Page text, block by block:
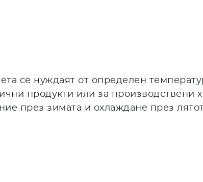
се нуждаят от определен
продукти или за производствени
през зимата и охлаждане през